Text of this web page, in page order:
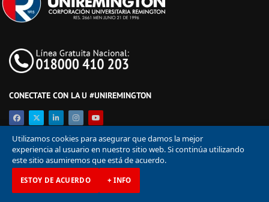
CONECTATE CON LA U #UNIREMINGTON
© Corporación Universitaria Remington 2026
Utilizamos cookies para asegurar que damos la mejor
experiencia al usuario en nuestro sitio web. Si continúa utilizando
este sitio asumiremos que está de acuerdo.
ESTOY DE ACUERDO + INFO